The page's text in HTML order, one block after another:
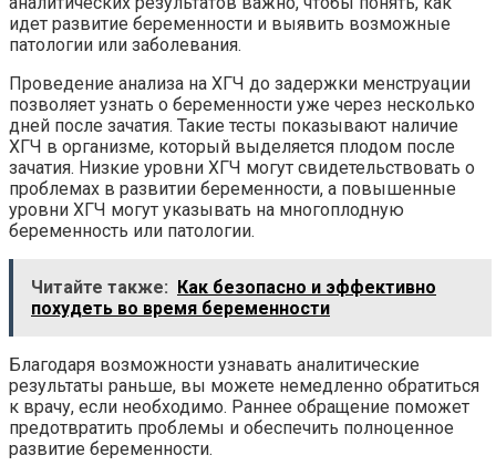
идет развитие беременности и выявить возможные
патологии или заболевания.
Проведение анализа на ХГЧ до задержки менструации
позволяет узнать о беременности уже через несколько
дней после зачатия. Такие тесты показывают наличие
ХГЧ в организме, который выделяется плодом после
зачатия. Низкие уровни ХГЧ могут свидетельствовать о
проблемах в развитии беременности, а повышенные
уровни ХГЧ могут указывать на многоплодную
беременность или патологии.
Читайте также: Как безопасно и эффективно
похудеть во время беременности
Благодаря возможности узнавать аналитические
результаты раньше, вы можете немедленно обратиться
к врачу, если необходимо. Раннее обращение поможет
предотвратить проблемы и обеспечить полноценное
развитие беременности.